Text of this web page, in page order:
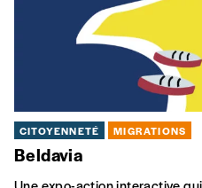
ARTS EN MIGRATION
As Salem Aleykoum
Porté par 2 cultures, j’ai le cul
l’identité de l’entre-deux qui
aujourd’hui, je me lève pour
VE14 JUIN La Balsamine,